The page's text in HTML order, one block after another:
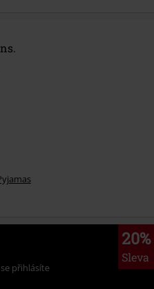
20%
Sleva
přihlásíte